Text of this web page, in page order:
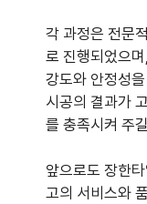
각 과정은 전문
로 진행되었으
강도와 안정성
시공의 결과가
를 충족시켜 주
앞으로도 장한
고의 서비스와